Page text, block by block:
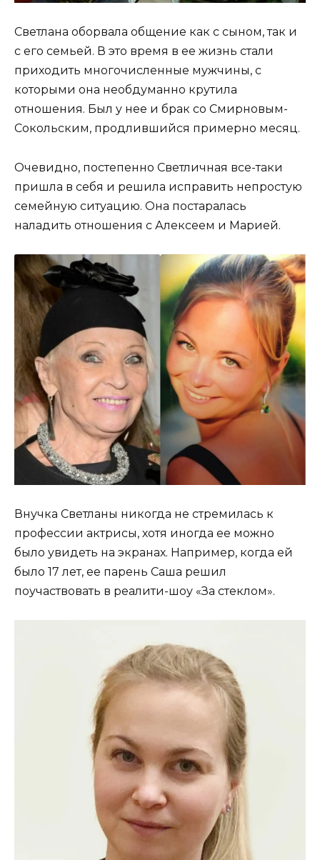
Светлана оборвала общение как с сыном, так и
с его семьей. В это время в ее жизнь стали
приходить многочисленные мужчины, с
которыми она необдуманно крутила
отношения. Был у нее и брак со Смирновым-
Сокольским, продлившийся примерно месяц.
Очевидно, постепенно Светличная все-таки
пришла в себя и решила исправить непростую
семейную ситуацию. Она постаралась
наладить отношения с Алексеем и Марией.
Внучка Светланы никогда не стремилась к
профессии актрисы, хотя иногда ее можно
было увидеть на экранах. Например, когда ей
было 17 лет, ее парень Саша решил
поучаствовать в реалити-шоу «За стеклом».